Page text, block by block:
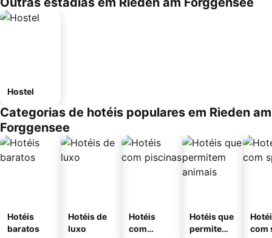
Hostel
Categorias de hotéis populares em Rieden am
Forggensee
Hotéis
baratos
Hotéis de
luxo
Hotéis
com
Hotéis que
permitem
com